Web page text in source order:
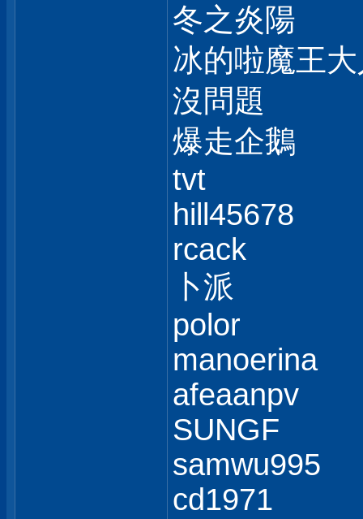
冬之炎陽
冰的啦魔王
沒問題
爆走企鵝
tvt
hill45678
rcack
卜派
polor
manoerina
afeaanpv
SUNGF
samwu995
cd1971